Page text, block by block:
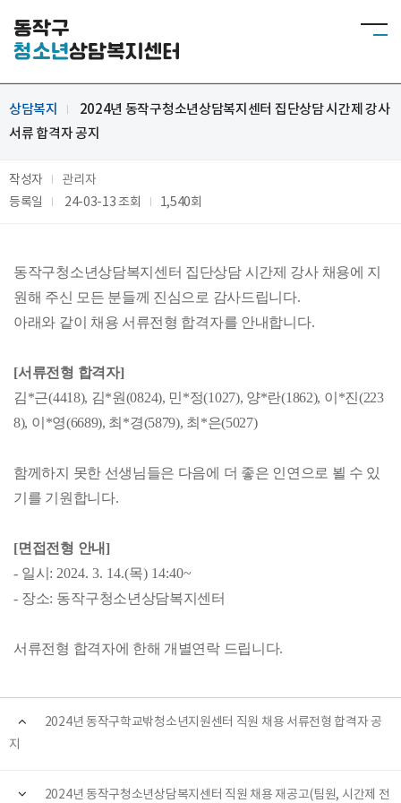
동작구
청소년상담복지센터
상담복지
2024년 동작구청소년상담복지센터 집단상담 시간제 강사
서류 합격자 공지
작성자
관리자
등록일
24-03-13조회 1,540회
동작구청소년상담복지센터 집단상담 시간제 강사 채용에 지
원해 주신 모든 분들께 진심으로 감사드립니다.
아래와 같이 채용 서류전형 합격자를 안내합니다.
[서류전형 합격자]
김*근(4418), 김*원(0824), 민*정(1027), 양*란(1862), 이*진(223
8), 이*영(6689), 최*경(5879), 최*은(5027)
함께하지 못한 선생님들은 다음에 더 좋은 인연으로 뵐 수 있
기를 기원합니다.
[면접전형 안내]
- 일시 : 2024. 3. 14.(목) 14:40~
- 장소: 동작구청소년상담복지센터
서류전형 합격자에 한해 개별연락 드립니다.
2024년 동작구학교밖청소년지원센터 직원 채용 서류전형 합격자 공
지
2024년 동작구청소년상담복지센터 직원 채용 재공고(팀원, 시간제 전